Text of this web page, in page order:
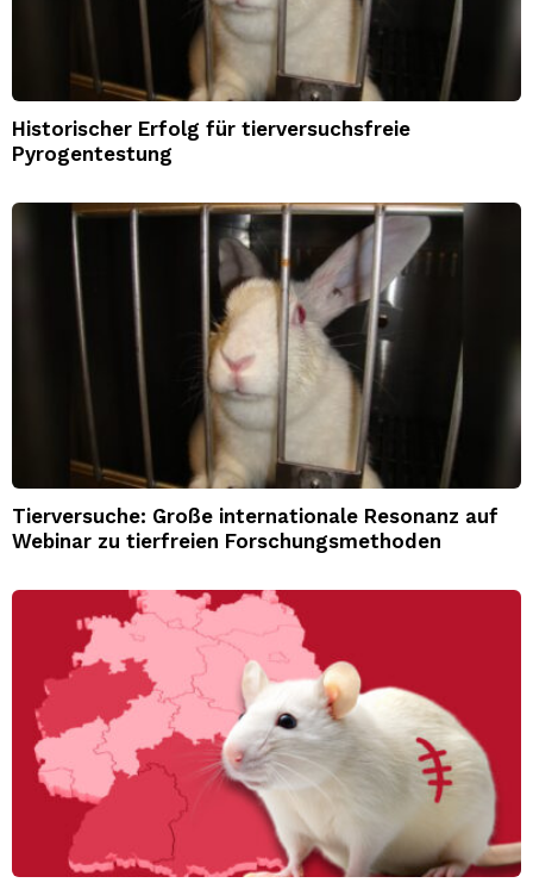
Historischer Erfolg für tierversuchsfreie
Pyrogentestung
Tierversuche: Große internationale Resonanz auf
Webinar zu tierfreien Forschungsmethoden